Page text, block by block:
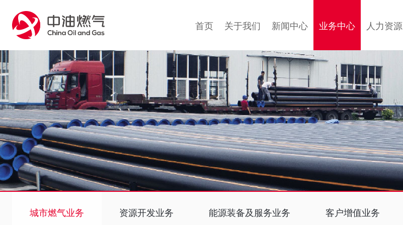
首页 关于我们 新闻中心 业务中心 人力资源
城市燃气业务 资源开发业务 能源装备及服务业务 客户增值业务